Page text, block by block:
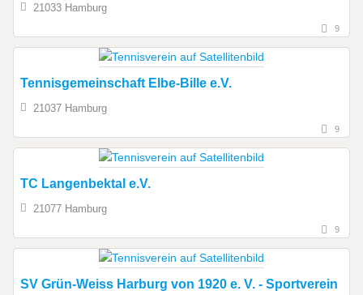
21033 Hamburg
9
Tennisgemeinschaft Elbe-Bille e.V.
21037 Hamburg
9
TC Langenbektal e.V.
21077 Hamburg
9
SV Grün-Weiss Harburg von 1920 e. V. - Sportverein